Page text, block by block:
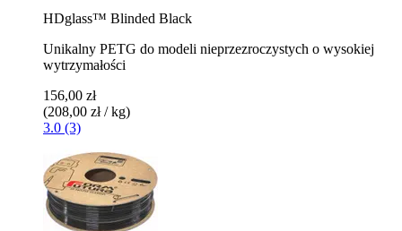
HDglass™ Blinded Black
Unikalny PETG do modeli nieprzezroczystych o wysokiej
wytrzymałości
156,00 zł
(208,00 zł / kg)
3.0 (3)